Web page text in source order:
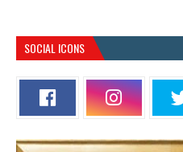
SOCIAL ICONS